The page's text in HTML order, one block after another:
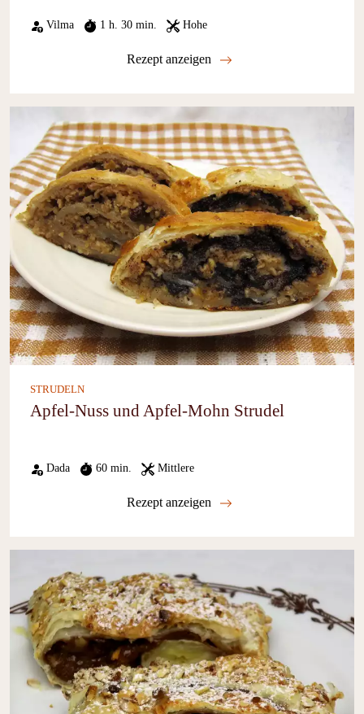
Vilma 1 h. 30 min. Hohe
Rezept anzeigen
STRUDELN
Apfel-Nuss und Apfel-Mohn Strudel
Dada 60 min. Mittlere
Rezept anzeigen